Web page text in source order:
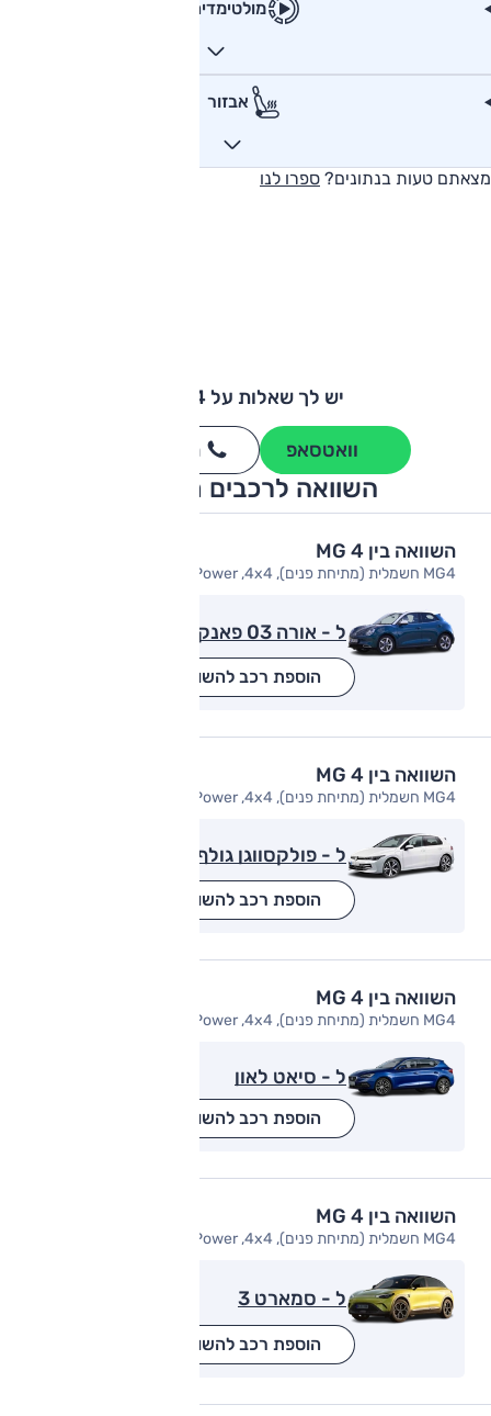
מולטימדיה
אבזור
מצאתם טעות בנתונים? ספרו לנו
יש לך שאלות על MG 4?
וואטסאפ חייגו
השוואה לרכבים מתחרים
השוואה בין MG 4
MG4 חשמלית (מתיחת פנים), X Power ,4x4
ל - אורה 03 פאנקי קאט
הוספת רכב להשוואה
השוואה בין MG 4
MG4 חשמלית (מתיחת פנים), X Power ,4x4
ל - פולקסווגן גולף
הוספת רכב להשוואה
השוואה בין MG 4
MG4 חשמלית (מתיחת פנים), X Power ,4x4
ל - סיאט לאון
הוספת רכב להשוואה
השוואה בין MG 4
MG4 חשמלית (מתיחת פנים), X Power ,4x4
ל - סמארט 3
הוספת רכב להשוואה